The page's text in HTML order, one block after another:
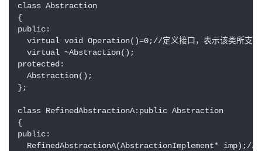
class Abstraction
{
public:
virtual void Operation()=0;//定义接口，表示该类所支持
  virtual ~Abstraction();
protected:
  Abstraction();
};
class RefinedAbstractionA:public Abstraction
{
public:
RefinedAbstractionA(AbstractionImplement* imp);//